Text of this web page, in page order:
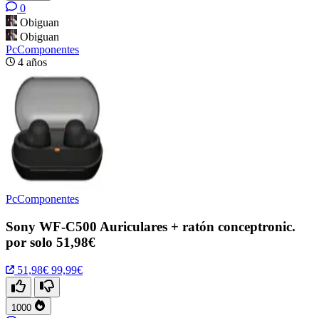
0
Obiguan
Obiguan
PcComponentes
4 años
PcComponentes
Sony WF-C500 Auriculares + ratón conceptronic.
por solo 51,98€
51,98€ 99,99€
1000